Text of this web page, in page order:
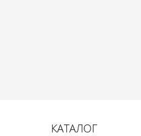
Трансмиссионные масла
КАТАЛОГ